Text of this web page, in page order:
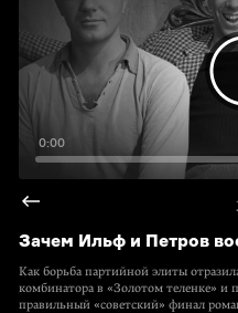
0:00
Зачем Ильф и Петров
Как борьба партийной элиты
комбинатора в «Золотом теленке»
правильный «советский» финал